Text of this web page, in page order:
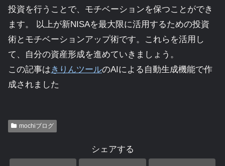
投資を行うことで、モチベーションを保つことができ
ます。 以上が新NISAを最大限に活用するための投資
術とモチベーションアップ術です。これらを活用し
て、自分の資産形成を進めていきましょう。
この記事はきりんツールのAIによる自動生成機能で作
成されました
mochiブログ
シェアする